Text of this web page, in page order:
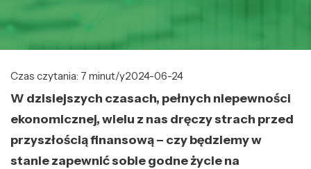
Czas czytania: 7 minut/y2024-06-24
W dzisiejszych czasach, pełnych niepewności
ekonomicznej, wielu z nas dręczy strach przed
przyszłością finansową – czy będziemy w
stanie zapewnić sobie godne życie na